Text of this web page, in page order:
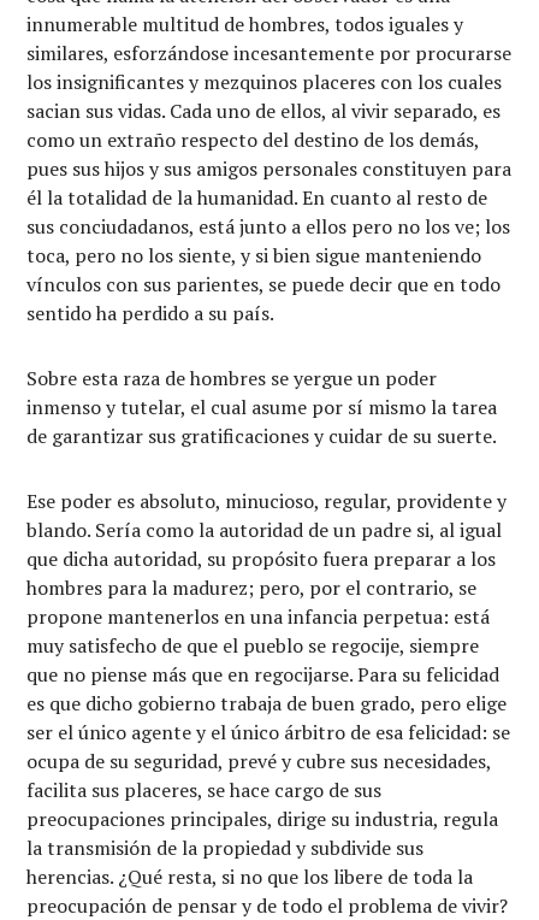
innumerable multitud de hombres, todos iguales y
similares, esforzándose incesantemente por procurarse
los insignificantes y mezquinos placeres con los cuales
sacian sus vidas. Cada uno de ellos, al vivir separado, es
como un extraño respecto del destino de los demás,
pues sus hijos y sus amigos personales constituyen para
él la totalidad de la humanidad. En cuanto al resto de
sus conciudadanos, está junto a ellos pero no los ve; los
toca, pero no los siente, y si bien sigue manteniendo
vínculos con sus parientes, se puede decir que en todo
sentido ha perdido a su país.
Sobre esta raza de hombres se yergue un poder
inmenso y tutelar, el cual asume por sí mismo la tarea
de garantizar sus gratificaciones y cuidar de su suerte.
Ese poder es absoluto, minucioso, regular, providente y
blando. Sería como la autoridad de un padre si, al igual
que dicha autoridad, su propósito fuera preparar a los
hombres para la madurez; pero, por el contrario, se
propone mantenerlos en una infancia perpetua: está
muy satisfecho de que el pueblo se regocije, siempre
que no piense más que en regocijarse. Para su felicidad
es que dicho gobierno trabaja de buen grado, pero elige
ser el único agente y el único árbitro de esa felicidad: se
ocupa de su seguridad, prevé y cubre sus necesidades,
facilita sus placeres, se hace cargo de sus
preocupaciones principales, dirige su industria, regula
la transmisión de la propiedad y subdivide sus
herencias. ¿Qué resta, si no que los libere de toda la
preocupación de pensar y de todo el problema de vivir?